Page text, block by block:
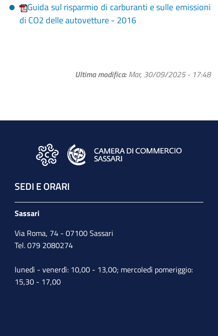
Guida sul risparmio di carburanti e sulle emissioni
di CO2 delle autovetture - 2016
Ultima modifica Mar, 30/09/2025 - 17:48
SEDI E ORARI
Sassari
Via Roma, 74 - 07100 Sassari
Tel. 079 2080274
lunedì - venerdì: 10,00 - 13,00; mercoledì pomeriggio:
15,30 - 17,00